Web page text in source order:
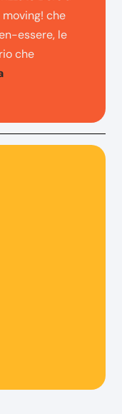
che
essere, le
che